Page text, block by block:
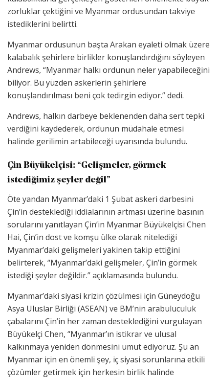
zorluklar çektiğini ve Myanmar ordusundan takviye
istediklerini belirtti.
Myanmar ordusunun başta Arakan eyaleti olmak üzere
kalabalık şehirlere birlikler konuşlandırdığını söyleyen
Andrews, “Myanmar halkı ordunun neler yapabileceğini
biliyor. Bu yüzden askerlerin şehirlere
konuşlandırılması beni çok tedirgin ediyor.” dedi.
Andrews, halkın darbeye beklenenden daha sert tepki
verdiğini kaydederek, ordunun müdahale etmesi
halinde gerilimin artabileceği uyarısında bulundu.
Çin Büyükelçisi: “Gelişmeler, görmek
istediğimiz şeyler değil”
Öte yandan Myanmar’daki 1 Şubat askeri darbesini
Çin’in desteklediği iddialarının artması üzerine basının
sorularını yanıtlayan Çin’in Myanmar Büyükelçisi Chen
Hai, Çin’in dost ve komşu ülke olarak nitelediği
Myanmar’daki gelişmeleri yakinen takip ettiğini
belirterek, “Myanmar’daki gelişmeler, Çin’in görmek
istediği şeyler değildir.” açıklamasında bulundu.
Myanmar’daki siyasi krizin çözülmesi için Güneydoğu
Asya Uluslar Birliği (ASEAN) ve BM’nin arabuluculuk
çabalarını Çin’in her zaman desteklediğini vurgulayan
Büyükelçi Chen, “Myanmar’ın istikrar ve ulusal
kalkınmaya yeniden dönmesini umut ediyoruz. Şu an
Myanmar için en önemli şey, iç siyasi sorunlarına etkili
çözümler getirmek için herkesin birlik halinde